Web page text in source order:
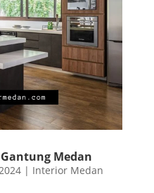
Medan
| Interior Medan